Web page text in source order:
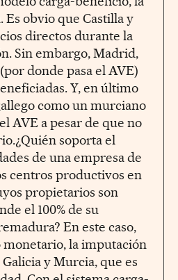
Es obvio que Castilla y
directos durante la
Sin embargo, Madrid,
donde pasa el AVE)
Y, en último
como un murciano
AVE a pesar de que no
soporta el
de una empresa de
centros productivos en
propietarios son
el 100% de su
En este caso,
la imputación
y Murcia, que es